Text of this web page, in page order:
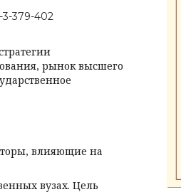
3-379-402
рынок высшего
влияющие на
вузах. Цель